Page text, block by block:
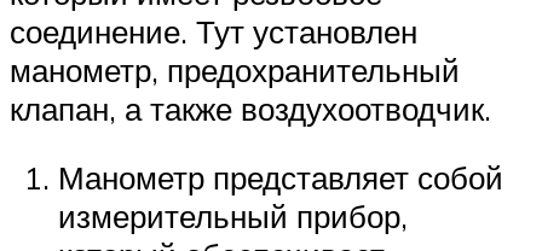
соединение. Тут установлен
манометр, предохранительный
клапан, а также воздухоотводчик.
Манометр представляет собой
измерительный прибор,